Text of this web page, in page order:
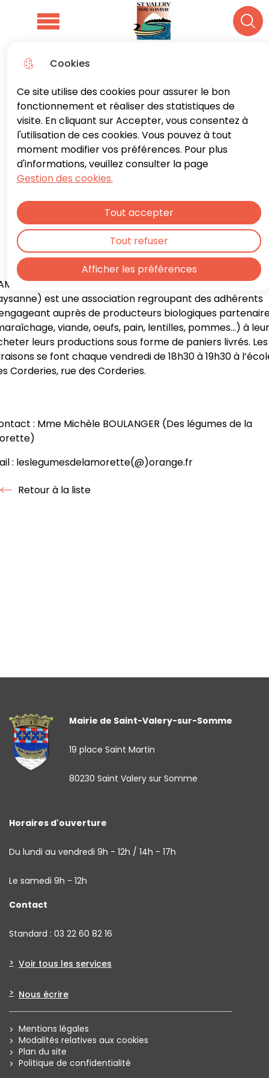
Cookies
Ce site utilise des cookies pour assurer le bon
fonctionnement et réaliser des statistiques de
visite. En cliquant sur Accepter, vous consentez à
l'utilisation de ces cookies. Vous pouvez à tout
moment modifier vos préférences. Pour plus
d'informations, veuillez consulter la page
Gestion des cookies.
Afficher les préférences
Tout accepter
Tout refuser
Aller
au
Aller au
contenu
principal
Consulter
le plan du
Menu principal
AMAP Baie de Somme
Santé et solidarité
Accueil
Association pour le Maintien d’une
Agriculture Paysanne
(Association pour le Maintien d’une Agriculture
est une association regroupant des adhérents
auprès de producteurs biologiques
viande, oeufs, pain, lentilles, pommes…) à leur
leurs productions sous forme de paniers livrés. Les
se font chaque vendredi de 18h30 à 19h30 à
Corderies, rue des Corderies.
: Mme Michèle BOULANGER (Des légumes de la
: leslegumesdelamorette(@)orange.fr
Retour à la liste
Retour à la liste
Mairie de Saint-Valery-sur-Somme
19 place Saint Martin
80230 Saint Valery sur Somme
Horaires d'ouverture
Du lundi au vendredi 9h - 12h / 14h - 17h
Le samedi 9h - 12h
Contact
Standard : 03 22 60 82 16
Voir tous les services
Nous écrire
Mentions légales
Modalités relatives aux cookies
Plan du site
Politique de confidentialité